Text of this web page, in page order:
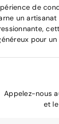
de
un
pour un
Appelez-nous
et